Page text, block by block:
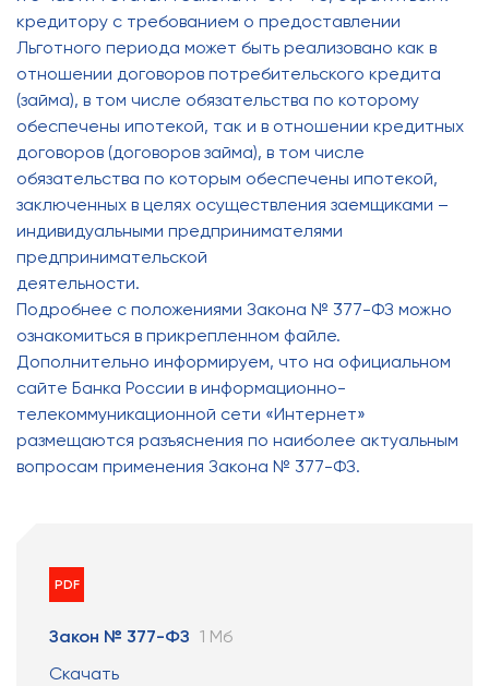
кредитору с требованием о предоставлении
Льготного периода может быть реализовано как в
отношении договоров потребительского кредита
(займа), в том числе обязательства по которому
обеспечены ипотекой, так и в отношении кредитных
договоров (договоров займа), в том числе
обязательства по которым обеспечены ипотекой,
заключенных в целях осуществления заемщиками –
индивидуальными предпринимателями
предпринимательской
деятельности.
Подробнее с положениями Закона № 377-ФЗ можно
ознакомиться в прикрепленном файле.
Дополнительно информируем, что на официальном
сайте Банка России в информационно-
телекоммуникационной сети «Интернет»
размещаются разъяснения по наиболее актуальным
вопросам применения Закона № 377-ФЗ.
PDF
Закон № 377-ФЗ 1 Мб
Скачать